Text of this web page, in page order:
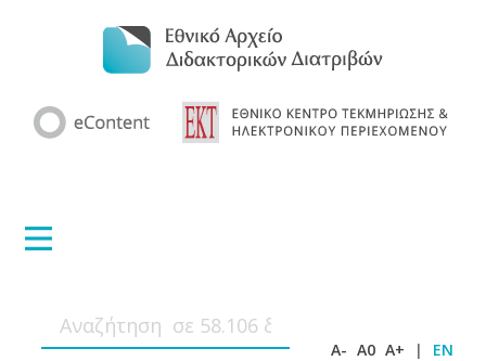
A- A0 A+ | EN